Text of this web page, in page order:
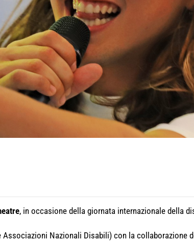
, in occasione della giornata internazionale della
Associazioni Nazionali Disabili) con la collaborazione